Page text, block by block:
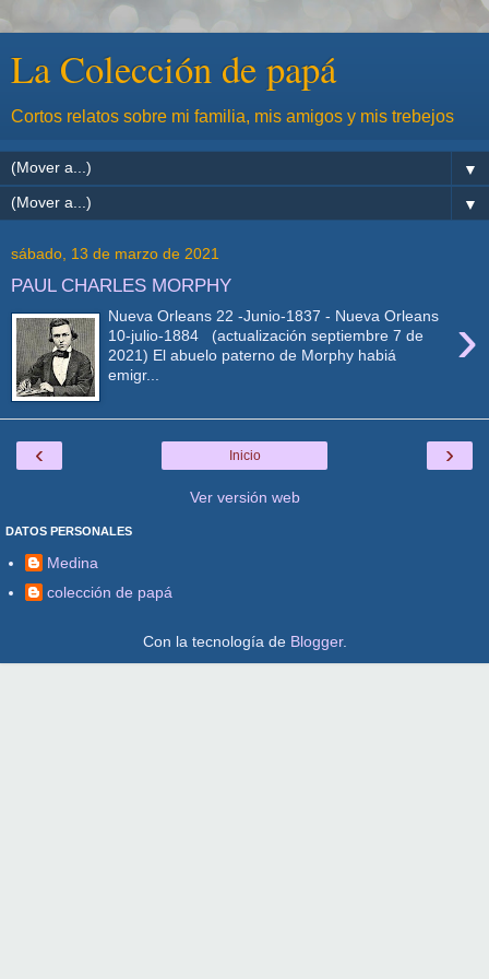
La Colección de papá
Cortos relatos sobre mi familia, mis amigos y mis trebejos
▼
▼
sábado, 13 de marzo de 2021
PAUL CHARLES MORPHY
›
Nueva Orleans 22 -Junio-1837 - Nueva Orleans
10-julio-1884 (actualización septiembre 7 de
2021) El abuelo paterno de Morphy habiá
emigr...
‹ ›
Inicio
Ver versión web
DATOS PERSONALES
Medina
colección de papá
Con la tecnología de Blogger.